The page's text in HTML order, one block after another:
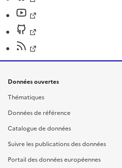
Données ouvertes
Thématiques
Données de référence
Catalogue de données
Suivre les publications des données
Portail des données européennes